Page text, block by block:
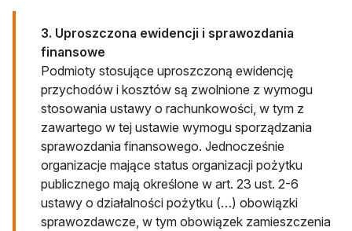
3. Uproszczona ewidencji i sprawozdania
finansowe
Podmioty stosujące uproszczoną ewidencję
przychodów i kosztów są zwolnione z wymogu
stosowania ustawy o rachunkowości, w tym z
zawartego w tej ustawie wymogu sporządzania
sprawozdania finansowego. Jednocześnie
organizacje mające status organizacji pożytku
publicznego mają określone w art. 23 ust. 2-6
ustawy o działalności pożytku (…) obowiązki
sprawozdawcze, w tym obowiązek zamieszczenia